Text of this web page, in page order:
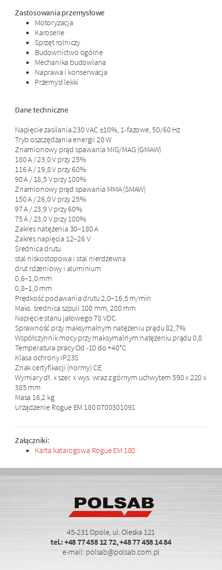
Zastosowania przemysłowe
Motoryzacja
Karoserie
Sprzęt rolniczy
Budownictwo ogólne
Mechanika budowlana
Naprawa i konserwacja
Przemysł lekki
Dane techniczne
Napięcie zasilania 230 VAC ±10%, 1-fazowe, 50/60 Hz
Tryb oszczędzania energii 20 W
Znamionowy prąd spawania MIG/MAG (GMAW)
180 A / 23,0 V przy 25%
116 A / 19,8 V przy 60%
90 A / 18,5 V przy 100%
Znamionowy prąd spawania MMA (SMAW)
150 A / 26,0 V przy 25%
97 A / 23,9 V przy 60%
75 A / 23,0 V przy 100%
Zakres natężenia 30–180 A
Zakres napięcia 12–26 V
Średnica drutu
stal niskostopowa i stal nierdzewna
drut rdzeniowy i aluminium
0,6–1,0 mm
0,8–1,0 mm
Prędkość podawania drutu 2,0–16,5 m/min
Maks. średnica szpuli 100 mm, 200 mm
Napięcie stanu jałowego 78 VDC
Sprawność przy maksymalnym natężeniu prądu 82,7%
Współczynnik mocy przy maksymalnym natężeniu prądu 0,8
Temperatura pracy Od -10 do +40°C
Klasa ochrony IP23S
Znak certyfikacji (normy) CE
Wymiary dł. x szer. x wys. wraz z górnym uchwytem 590 x 220 x
385 mm
Masa 16,2 kg
Urządzenie Rogue EM 180 0700301091
Załączniki:
Karta katalogowa Rogue EM 180
45-231 Opole, ul. Oleska 121
tel.:+48 77 458 12 72,+48 77 458 14 84
e-mail: polsab@polsab.com.pl